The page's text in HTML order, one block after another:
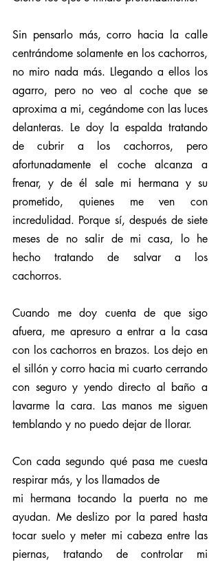
Sin pensarlo más, corro hacia la calle
centrándome solamente en los cachorros,
no miro nada más. Llegando a ellos los
agarro, pero no veo al coche que se
aproxima a mi, cegándome con las luces
delanteras. Le doy la espalda tratando
de cubrir a los cachorros, pero
afortunadamente el coche alcanza a
frenar, y de él sale mi hermana y su
prometido, quienes me ven con
incredulidad. Porque sí, después de siete
meses de no salir de mi casa, lo he
hecho tratando de salvar a los
cachorros.
Cuando me doy cuenta de que sigo
afuera, me apresuro a entrar a la casa
con los cachorros en brazos. Los dejo en
el sillón y corro hacia mi cuarto cerrando
con seguro y yendo directo al baño a
lavarme la cara. Las manos me siguen
temblando y no puedo dejar de llorar.
Con cada segundo qué pasa me cuesta
respirar más, y los llamados de
mi hermana tocando la puerta no me
ayudan. Me deslizo por la pared hasta
tocar suelo y meter mi cabeza entre las
piernas, tratando de controlar mi